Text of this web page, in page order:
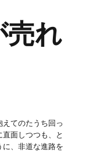
売れ
てのたうち回っ
面しつつも、と
、非道な進路を